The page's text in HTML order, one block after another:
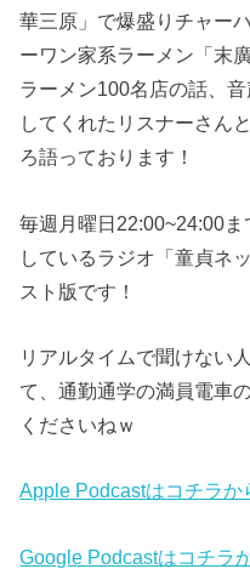
華三原」で爆盛りチャー
ーワン家系ラーメン「末
ラーメン100名店の話、
してくれたリスナーさん
ろ語っております！
毎週月曜日22:00~24:00
しているラジオ「童貞ネ
スト版です！
リアルタイムで聞けない
て、通勤通学の満員電車
くださいねｗ
Apple Podcastはコチラ
Google Podcastはコチラ